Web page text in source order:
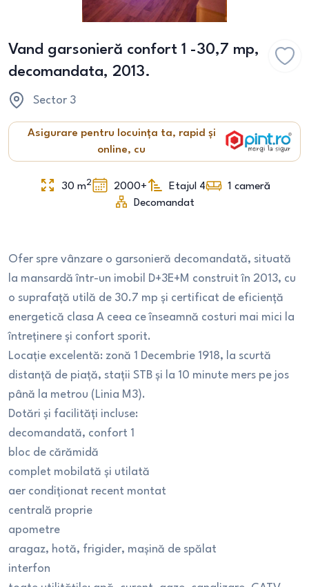
Vand garsonieră confort 1 -30,7 mp,
decomandata, 2013.
Sector 3
Asigurare pentru locuința ta, rapid și
online, cu
30 m2 2000+ Etajul 4 1 cameră
Decomandat
Ofer spre vânzare o garsonieră decomandată, situată
la mansardă într-un imobil D+3E+M construit în 2013, cu
o suprafață utilă de 30.7 mp și certificat de eficiență
energetică clasa A ceea ce înseamnă costuri mai mici la
întreținere și confort sporit.
Locație excelentă: zonă 1 Decembrie 1918, la scurtă
distanță de piață, stații STB și la 10 minute mers pe jos
până la metrou (Linia M3).
Dotări și facilități incluse:
decomandată, confort 1
bloc de cărămidă
complet mobilată și utilată
aer condiționat recent montat
centrală proprie
apometre
aragaz, hotă, frigider, mașină de spălat
interfon